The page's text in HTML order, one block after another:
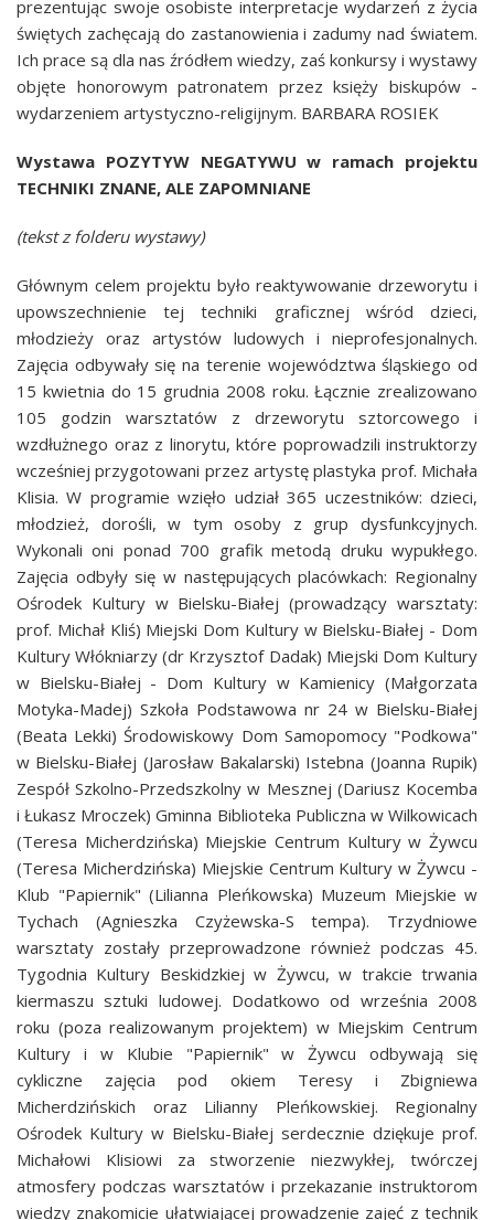
prezentując swoje osobiste interpretacje wydarzeń z życia
świętych zachęcają do zastanowienia i zadumy nad światem.
Ich prace są dla nas źródłem wiedzy, zaś konkursy i wystawy
objęte honorowym patronatem przez księży biskupów -
wydarzeniem artystyczno-religijnym. BARBARA ROSIEK
Wystawa POZYTYW NEGATYWU w ramach projektu
TECHNIKI ZNANE, ALE ZAPOMNIANE
(tekst z folderu wystawy)
Głównym celem projektu było reaktywowanie drzeworytu i
upowszechnienie tej techniki graficznej wśród dzieci,
młodzieży oraz artystów ludowych i nieprofesjonalnych.
Zajęcia odbywały się na terenie województwa śląskiego od
15 kwietnia do 15 grudnia 2008 roku. Łącznie zrealizowano
105 godzin warsztatów z drzeworytu sztorcowego i
wzdłużnego oraz z linorytu, które poprowadzili instruktorzy
wcześniej przygotowani przez artystę plastyka prof. Michała
Klisia. W programie wzięło udział 365 uczestników: dzieci,
młodzież, dorośli, w tym osoby z grup dysfunkcyjnych.
Wykonali oni ponad 700 grafik metodą druku wypukłego.
Zajęcia odbyły się w następujących placówkach: Regionalny
Ośrodek Kultury w Bielsku-Białej (prowadzący warsztaty:
prof. Michał Kliś) Miejski Dom Kultury w Bielsku-Białej - Dom
Kultury Włókniarzy (dr Krzysztof Dadak) Miejski Dom Kultury
w Bielsku-Białej - Dom Kultury w Kamienicy (Małgorzata
Motyka-Madej) Szkoła Podstawowa nr 24 w Bielsku-Białej
(Beata Lekki) Środowiskowy Dom Samopomocy "Podkowa"
w Bielsku-Białej (Jarosław Bakalarski) Istebna (Joanna Rupik)
Zespół Szkolno-Przedszkolny w Mesznej (Dariusz Kocemba
i Łukasz Mroczek) Gminna Biblioteka Publiczna w Wilkowicach
(Teresa Micherdzińska) Miejskie Centrum Kultury w Żywcu
(Teresa Micherdzińska) Miejskie Centrum Kultury w Żywcu -
Klub "Papiernik" (Lilianna Pleńkowska) Muzeum Miejskie w
Tychach (Agnieszka Czyżewska-S tempa). Trzydniowe
warsztaty zostały przeprowadzone również podczas 45.
Tygodnia Kultury Beskidzkiej w Żywcu, w trakcie trwania
kiermaszu sztuki ludowej. Dodatkowo od września 2008
roku (poza realizowanym projektem) w Miejskim Centrum
Kultury i w Klubie "Papiernik" w Żywcu odbywają się
cykliczne zajęcia pod okiem Teresy i Zbigniewa
Micherdzińskich oraz Lilianny Pleńkowskiej. Regionalny
Ośrodek Kultury w Bielsku-Białej serdecznie dziękuje prof.
Michałowi Klisiowi za stworzenie niezwykłej, twórczej
atmosfery podczas warsztatów i przekazanie instruktorom
wiedzy znakomicie ułatwiającej prowadzenie zajęć z technik